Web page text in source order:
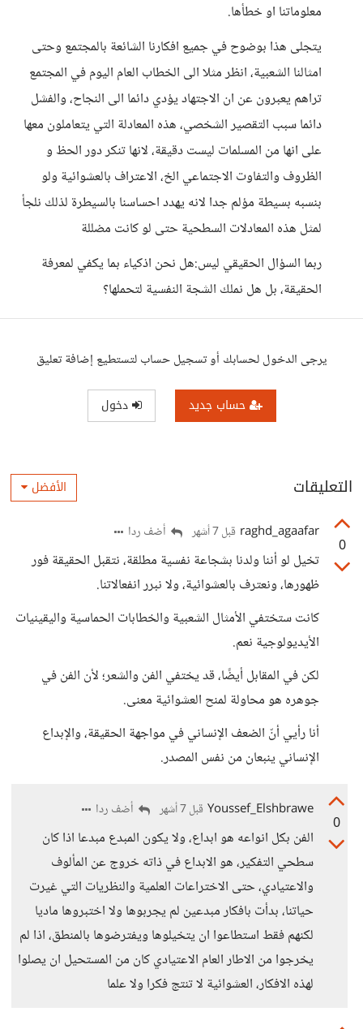
معلوماتنا او خطأها.
يتجلى هذا بوضوح في جميع افكارنا الشائعة بالمجتمع وحتى
امثالنا الشعبية، انظر مثلا الى الخطاب العام اليوم في المجتمع
تراهم يعبرون عن ان الاجتهاد يؤدي دائما الى النجاح، والفشل
دائما سبب التقصير الشخصي، هذه المعادلة التي يتعاملون معها
على انها من المسلمات ليست دقيقة، لانها تنكر دور الحظ و
الظروف والتفاوت الاجتماعي الخ، الاعتراف بالعشوائية ولو
بنسبه بسيطة مؤلم جدا لانه يهدد احساسنا بالسيطرة لذلك نلجأ
لمثل هذه المعادلات السطحية حتى لو كانت مضللة
ربما السؤال الحقيقي ليس:هل نحن اذكياء بما يكفي لمعرفة
الحقيقة، بل هل نملك الشجة النفسية لتحملها؟
يرجى الدخول لحسابك أو تسجيل حساب لتستطيع إضافة تعليق
حساب جديد دخول
التعليقات الأفضل
0
raghd_agaafar قبل 7 أشهر أضف ردا
تخيل لو أننا ولدنا بشجاعة نفسية مطلقة، نتقبل الحقيقة فور
ظهورها، ونعترف بالعشوائية، ولا نبرر انفعالاتنا.
كانت ستختفي الأمثال الشعبية والخطابات الحماسية واليقينيات
الأيديولوجية نعم.
لكن في المقابل أيضًا، قد يختفي الفن والشعر؛ لأن الفن في
جوهره هو محاولة لمنح العشوائية معنى.
أنا رأيي أنّ الضعف الإنساني في مواجهة الحقيقة، والإبداع
الإنساني ينبعان من نفس المصدر.
0
Youssef_Elshbrawe قبل 7 أشهر أضف ردا
الفن بكل انواعه هو ابداع، ولا يكون المبدع مبدعا اذا كان
سطحي التفكير، هو الابداع في ذاته خروج عن المألوف
والاعتيادي، حتى الاختراعات العلمية والنظريات التي غيرت
حياتنا، بدأت بافكار مبدعين لم يجربوها ولا اختبروها ماديا
لكنهم فقط استطاعوا ان يتخيلوها ويفترضوها بالمنطق، اذا لم
يخرجوا من الاطار العام الاعتيادي كان من المستحيل ان يصلوا
لهذه الافكار، العشوائية لا تنتج فكرا ولا علما